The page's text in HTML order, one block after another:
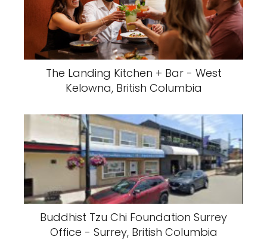
The Landing Kitchen + Bar - West
Kelowna, British Columbia
Buddhist Tzu Chi Foundation Surrey
Office - Surrey, British Columbia